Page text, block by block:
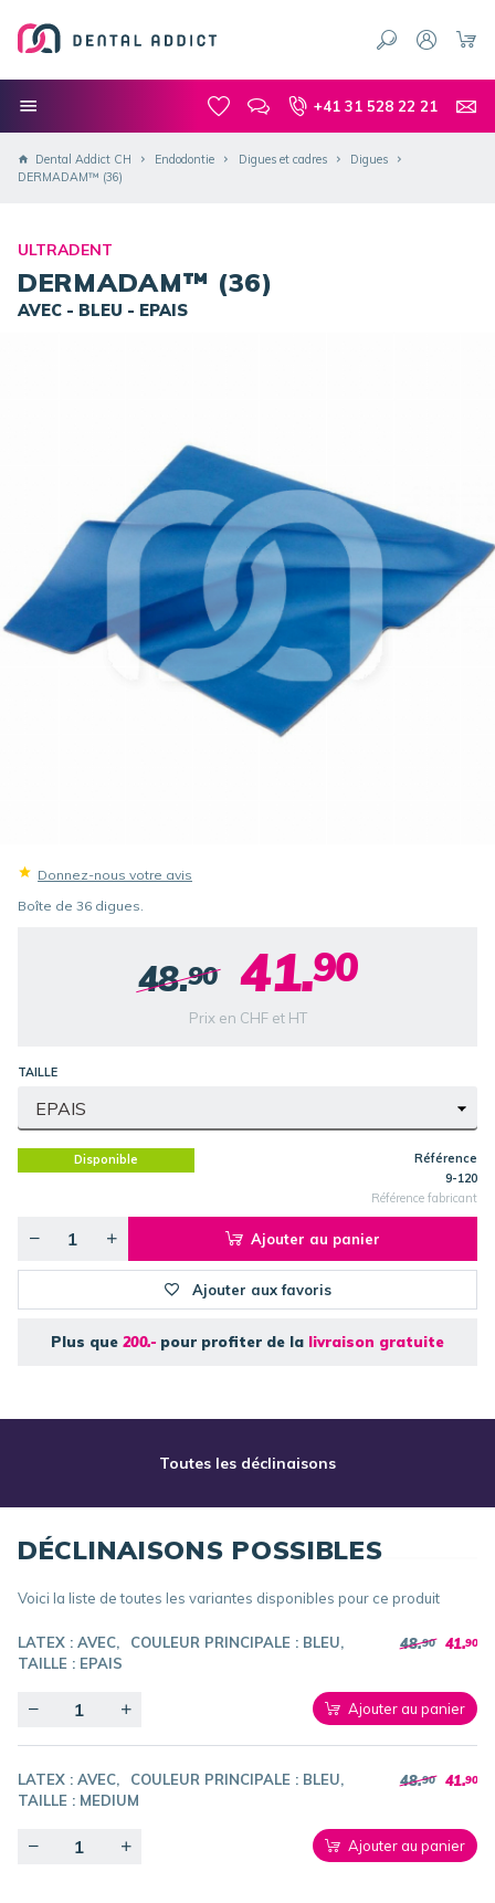
+41 31 528 22 21
Dental Addict CH Endodontie Digues et cadres
Digues
DERMADAM™ (36)
ULTRADENT
DERMADAM™ (36)
AVEC - BLEU - EPAIS
Donnez-nous votre avis
Boîte de 36 digues.
48.90 41.90
Prix en CHF et HT
TAILLE
Disponible
Référence
9-120
Référence fabricant
Ajouter au panier
Ajouter aux favoris
Plus que 200.- pour profiter de la livraison gratuite
Toutes les déclinaisons
DÉCLINAISONS POSSIBLES
Voici la liste de toutes les variantes disponibles pour ce produit
LATEX : AVEC COULEUR PRINCIPALE : BLEU
TAILLE : EPAIS
48.90 41.90
Quantity Ajouter au panier
LATEX : AVEC COULEUR PRINCIPALE : BLEU
TAILLE : MEDIUM
48.90 41.90
Quantity Ajouter au panier